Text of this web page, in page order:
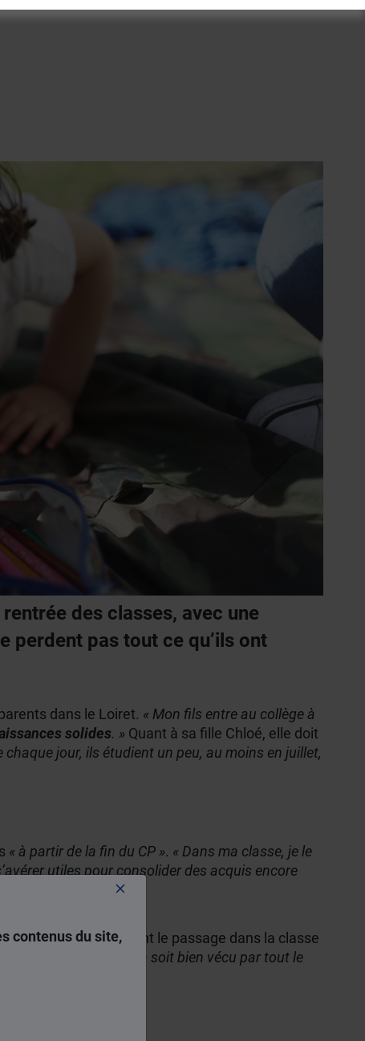
contenus du site,
des classes, avec une
perdent pas tout ce qu’ils ont
dans le Loiret. « Mon fils entre au collège à
solides. » Quant à sa fille Chloé, elle doit
jour, ils étudient un peu, au moins en juillet,
« à partir de la fin du CP ». « Dans ma classe, je le
utiles pour consolider des acquis encore
faut retravailler avant le passage dans la classe
, mais il faut que cela soit bien vécu par tout le